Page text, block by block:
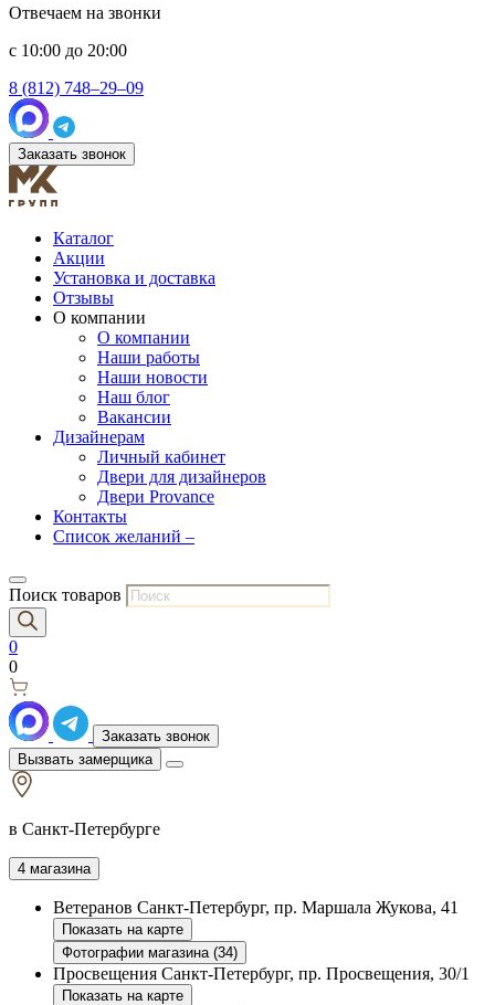
Отвечаем на звонки
с 10:00 до 20:00
8 (812) 748–29–09
Заказать звонок
Каталог
Акции
Установка и доставка
Отзывы
О компании
О компании
Наши работы
Наши новости
Наш блог
Вакансии
Дизайнерам
Личный кабинет
Двери для дизайнеров
Двери Provance
Контакты
Список желаний –
Поиск товаров
0
0
Заказать звонок
Вызвать замерщика
в Санкт-Петербурге
4 магазина
Ветеранов Санкт-Петербург, пр. Маршала Жукова, 41
Показать на карте
Фотографии магазина (34)
Просвещения Санкт-Петербург, пр. Просвещения, 30/1
Показать на карте